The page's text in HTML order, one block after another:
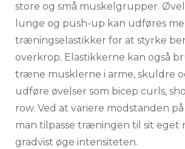
store og små muskelgrupper.
lunge og push-up kan udføres
træningselastikker for at styrke
overkrop. Elastikkerne kan også
træne musklerne i arme, skuldre
udføre øvelser som bicep curls,
row. Ved at variere modstanden
man tilpasse træningen til sit eget
gradvist øge intensiteten.